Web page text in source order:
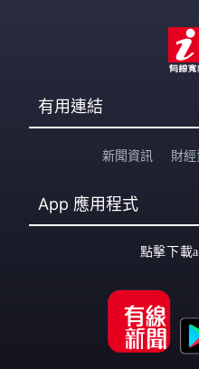
有用連結
新聞資訊 財
App 應用程式
點擊下載